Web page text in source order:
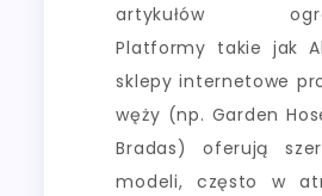
artykułów
Platformy takie jak
sklepy internetowe
węży (np. Garden
Bradas) oferują
modeli, często w